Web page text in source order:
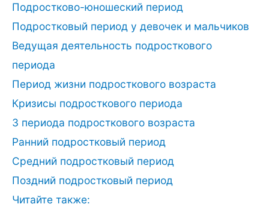
Подростково-юношеский период
Подростковый период у девочек и мальчиков
Ведущая деятельность подросткового
периода
Период жизни подросткового возраста
Кризисы подросткового периода
3 периода подросткового возраста
Ранний подростковый период
Средний подростковый период
Поздний подростковый период
Читайте также: